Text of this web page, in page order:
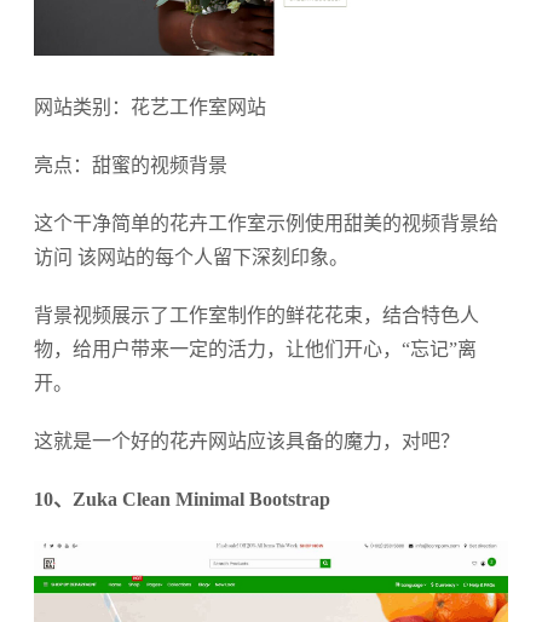
网站类别：花艺工作室网站
亮点：甜蜜的视频背景
这个干净简单的花卉工作室示例使用甜美的视频背景给
访问 该网站的每个人留下深刻印象。
背景视频展示了工作室制作的鲜花花束，结合特色人
物，给用户带来一定的活力，让他们开心，“忘记”离
开。
这就是一个好的花卉网站应该具备的魔力，对吧？
10、Zuka Clean Minimal Bootstrap